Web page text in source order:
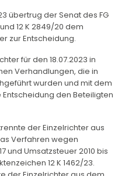
übertrug der Senat des FG
12 K 2849/20 dem
zur Entscheidung.
für den 18.07.2023 in
Verhandlungen, die in
wurden und mit dem
den Beteiligten
der Einzelrichter aus
Verfahren wegen
und Umsatzsteuer 2010 bis
12 K 1462/23.